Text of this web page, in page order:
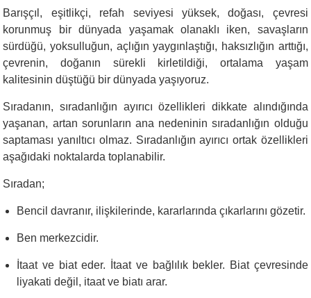
Barışçıl, eşitlikçi, refah seviyesi yüksek, doğası, çevresi
korunmuş bir dünyada yaşamak olanaklı iken, savaşların
sürdüğü, yoksulluğun, açlığın yaygınlaştığı, haksızlığın arttığı,
çevrenin, doğanın sürekli kirletildiği, ortalama yaşam
kalitesinin düştüğü bir dünyada yaşıyoruz.
Sıradanın, sıradanlığın ayırıcı özellikleri dikkate alındığında
yaşanan, artan sorunların ana nedeninin sıradanlığın olduğu
saptaması yanıltıcı olmaz. Sıradanlığın ayırıcı ortak özellikleri
aşağıdaki noktalarda toplanabilir.
Sıradan;
Bencil davranır, ilişkilerinde, kararlarında çıkarlarını gözetir.
Ben merkezcidir.
İtaat ve biat eder. İtaat ve bağlılık bekler. Biat çevresinde
liyakati değil, itaat ve biatı arar.